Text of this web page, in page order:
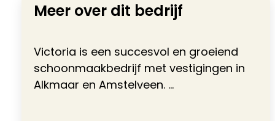
Meer over dit bedrijf
Victoria is een succesvol en groeiend
schoonmaakbedrijf met vestigingen in
Alkmaar en Amstelveen. ...